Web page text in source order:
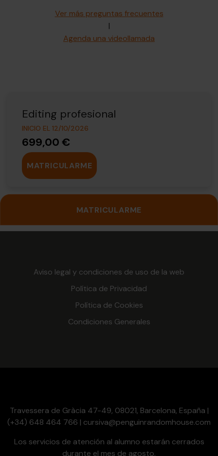
Ver más preguntas frecuentes
|
Agenda una videollamada
Editing profesional
INICIO EL 12/10/2026
699,00 €
MATRICULARME
MATRICULARME
Aviso legal y condiciones de uso de la web
Política de Privacidad
Política de Cookies
Condiciones Generales
Travessera de Gràcia 47-49, 08021, Barcelona, España |
(+34) 648 464 766 | cursiva@penguinrandomhouse.com
Los servicios de atención al alumno estarán cerrados
durante el mes de agosto.